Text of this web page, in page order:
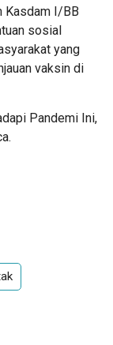
Kasdam I/BB
sosial
yang
vaksin di
Pandemi Ini,